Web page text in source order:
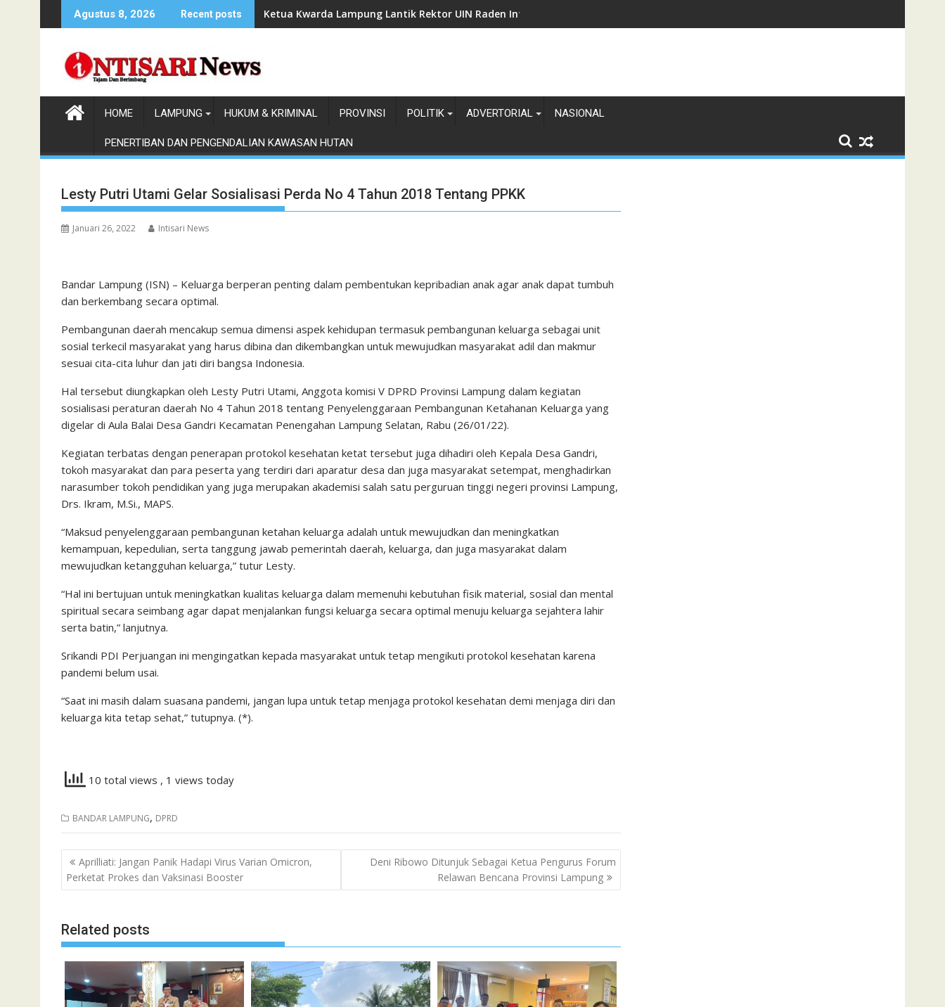
to
Agustus 8, 2026 Recent posts Ketua Kwarda Lampung Lantik Rektor UIN Raden Intan Jadi Kamabigus
HOME LAMPUNG HUKUM & KRIMINAL PROVINSI POLITIK ADVERTORIAL NASIONAL
PENERTIBAN DAN PENGENDALIAN KAWASAN HUTAN
Lesty Putri Utami Gelar Sosialisasi Perda No 4 Tahun 2018 Tentang PPKK
Januari 26, 2022 Intisari News
Bandar Lampung (ISN) – Keluarga berperan penting dalam pembentukan kepribadian anak agar anak dapat tumbuh
dan berkembang secara optimal.
Pembangunan daerah mencakup semua dimensi aspek kehidupan termasuk pembangunan keluarga sebagai unit
sosial terkecil masyarakat yang harus dibina dan dikembangkan untuk mewujudkan masyarakat adil dan makmur
sesuai cita-cita luhur dan jati diri bangsa Indonesia.
Hal tersebut diungkapkan oleh Lesty Putri Utami, Anggota komisi V DPRD Provinsi Lampung dalam kegiatan
sosialisasi peraturan daerah No 4 Tahun 2018 tentang Penyelenggaraan Pembangunan Ketahanan Keluarga yang
digelar di Aula Balai Desa Gandri Kecamatan Penengahan Lampung Selatan, Rabu (26/01/22).
Kegiatan terbatas dengan penerapan protokol kesehatan ketat tersebut juga dihadiri oleh Kepala Desa Gandri,
tokoh masyarakat dan para peserta yang terdiri dari aparatur desa dan juga masyarakat setempat, menghadirkan
narasumber tokoh pendidikan yang juga merupakan akademisi salah satu perguruan tinggi negeri provinsi Lampung,
Drs. Ikram, M.Si., MAPS.
“Maksud penyelenggaraan pembangunan ketahan keluarga adalah untuk mewujudkan dan meningkatkan
kemampuan, kepedulian, serta tanggung jawab pemerintah daerah, keluarga, dan juga masyarakat dalam
mewujudkan ketangguhan keluarga,” tutur Lesty.
“Hal ini bertujuan untuk meningkatkan kualitas keluarga dalam memenuhi kebutuhan fisik material, sosial dan mental
spiritual secara seimbang agar dapat menjalankan fungsi keluarga secara optimal menuju keluarga sejahtera lahir
serta batin,” lanjutnya.
Srikandi PDI Perjuangan ini mengingatkan kepada masyarakat untuk tetap mengikuti protokol kesehatan karena
pandemi belum usai.
“Saat ini masih dalam suasana pandemi, jangan lupa untuk tetap menjaga protokol kesehatan demi menjaga diri dan
keluarga kita tetap sehat,” tutupnya. (*).
10 total views , 1 views today
BANDAR LAMPUNG, DPRD
Navigasi
pos
Aprilliati: Jangan Panik Hadapi Virus Varian Omicron,
Perketat Prokes dan Vaksinasi Booster
Deni Ribowo Ditunjuk Sebagai Ketua Pengurus Forum
Relawan Bencana Provinsi Lampung
Related posts